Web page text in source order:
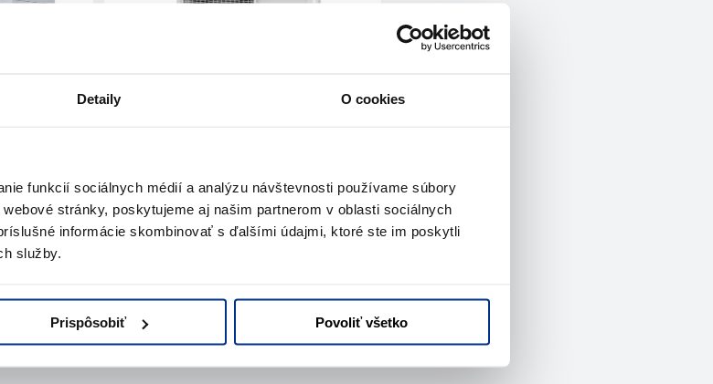
Detaily O cookies
funkcií sociálnych médií a analýzu návštevnosti používame súbory
stránky, poskytujeme aj našim partnerom v oblasti sociálnych
informácie skombinovať s ďalšími údajmi, ktoré ste im poskytli
služby.
Prispôsobiť Povoliť všetko
Klimatizácia stabilná
Cena na vyžiadanie